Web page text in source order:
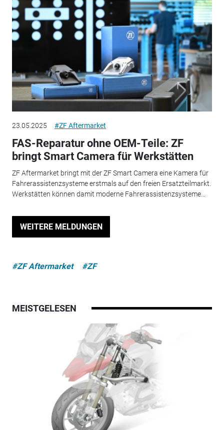
23.05.2025 #ZF Aftermarket
FAS-Reparatur ohne OEM-Teile: ZF
bringt Smart Camera für Werkstätten
ZF Aftermarket bringt mit der ZF Smart Camera eine Kamera für
Fahrerassistenzsysteme erstmals auf den freien Ersatzteilmarkt.
Werkstätten können damit moderne Fahrerassistenzsysteme...
WEITERE MELDUNGEN
#ZF Aftermarket #ZF
MEISTGELESEN